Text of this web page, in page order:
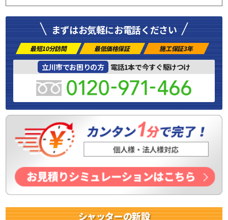
まずはお気軽にお電話ください
最短10分訪問 最低価格保証 施工保証3年
立川市でお困りの方 電話1本で今すぐ駆けつけ
シャッターの新設